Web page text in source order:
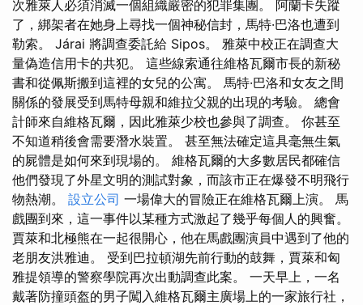
次雅萊人必須消滅一個組織嚴密的犯罪集團。 阿蘭卡失蹤
了，綁架者在她身上尋找一個神秘信封，馬特·巴洛也遭到
勒索。 Járai 將調查委託給 Sipos。 雅萊中校正在調查大
量偽造信用卡的共犯。 這些線索通往維格瓦爾市長的新秘
書和從佩斯搬到這裡的女兒的公寓。 馬特·巴洛和女友之間
關係的發展受到馬特母親和維拉父親的出現的考驗。 總會
計師來自維格瓦爾，因此雅萊少校也參與了調查。 你甚至
不知道稍後會需要潛水裝置。 甚至無法確定這具毫無生氣
的屍體是如何來到現場的。 維格瓦爾的大多數居民都確信
他們發現了外星文明的測試對象，而該市正在爆發不明飛行
物熱潮。 設立公司 一場偉大的冒險正在維格瓦爾上演。 馬
戲團到來，這一事件以某種方式激起了幾乎每個人的興奮。
賈萊和北極熊在一起很開心，他在馬戲團演員中遇到了他的
老朋友洪雅迪。 受到巴拉頓湖先前行動的鼓舞，賈萊和匈
雅提領導的警察學院再次出動調查此案。 一天早上，一名
戴著防撞頭盔的男子闖入維格瓦爾主廣場上的一家旅行社，